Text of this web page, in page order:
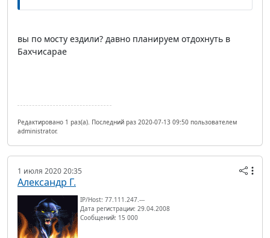
вы по мосту ездили? давно планируем отдохнуть в
Бахчисарае
Редактировано 1 раз(а). Последний раз 2020-07-13 09:50 пользователем
administrator.
1 июля 2020 20:35
Александр Г.
IP/Host: 77.111.247.---
Дата регистрации: 29.04.2008
Сообщений: 15 000